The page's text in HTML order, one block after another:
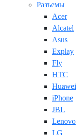
Разъемы
Acer
Alcatel
Asus
Explay
Fly
HTC
Huawei
iPhone
JBL
Lenovo
LG